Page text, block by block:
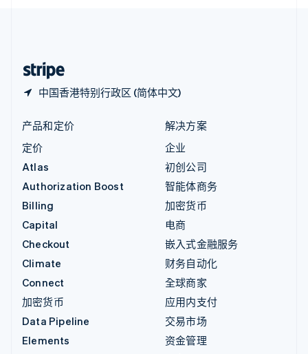
中国香港特别行政区 (简体中文)
产品和定价
定价
Atlas
Authorization Boost
Billing
Capital
Checkout
Climate
Connect
加密货币
Data Pipeline
Elements
解决方案
企业
初创公司
智能体商务
加密货币
电商
嵌入式金融服务
财务自动化
全球商家
应用内支付
交易市场
资金管理